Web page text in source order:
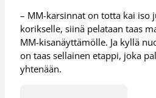
– MM-karsinnat on totta kai iso
korikselle, siinä pelataan taas
MM-kisanäyttämölle. Ja kyllä
on taas sellainen etappi, joka
yhtenään.